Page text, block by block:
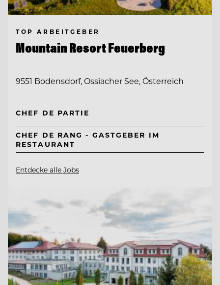
TOP ARBEITGEBER
Mountain Resort Feuerberg
9551 Bodensdorf, Ossiacher See, Österreich
CHEF DE PARTIE
CHEF DE RANG - GASTGEBER IM
RESTAURANT
Entdecke alle Jobs